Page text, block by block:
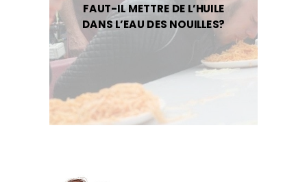
FAUT-IL METTRE DE L’HUILE
DANS L’EAU DES NOUILLES?